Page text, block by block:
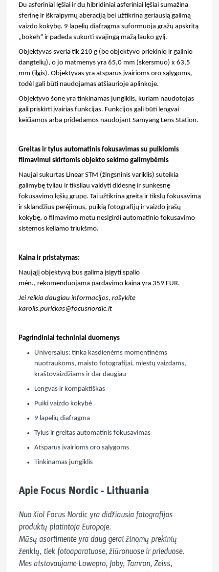
Du asferiniai lęšiai ir du hibridiniai asferiniai lęšiai sumažina
sferinę ir iškraipymų aberaciją bei užtikrina geriausią galimą
vaizdo kokybę. 9 lapelių diafragma suformuoja gražų apskritą
„bokeh“ ir padeda sukurti svajingą mažą lauko gylį.
Objektyvas sveria tik 210 g (be objektyvo priekinio ir galinio
dangtelių), o jo matmenys yra 65,0 mm (skersmuo) x 63,5
mm (ilgis). Objektyvas yra atsparus įvairioms oro sąlygoms,
todėl gali būti naudojamas atšiaurioje aplinkoje.
Objektyvo šone yra tinkinamas jungiklis, kuriam naudotojas
gali priskirti įvairias funkcijas. Funkcijos gali būti lengvai
keičiamos arba pridedamos naudojant Samyang Lens Station.
Greitas ir tylus automatinis fokusavimas su puikiomis
filmavimui skirtomis objekto sekimo galimybėmis
Naujai sukurtas Linear STM (žingsninis variklis) suteikia
galimybę tyliau ir tiksliau valdyti didesnę ir sunkesnę
fokusavimo lęšių grupę. Tai užtikrina greitą ir tikslų fokusavimą
ir sklandžius perėjimus, puikią fotografijų ir vaizdo įrašų
kokybę, o filmavimo metu nesigirdi automatinio fokusavimo
sistemos keliamo triukšmo.
Kaina ir pristatymas:
Naująjį objektyvą bus galima įsigyti spalio
mėn., rekomenduojama pardavimo kaina yra 359 EUR.
Jei reikia daugiau informacijos, rašykite
karolis.purickas@focusnordic.lt
Pagrindiniai techniniai duomenys
Universalus: tinka kasdienėms momentinėms
nuotraukoms, maisto fotografijai, miestų vaizdams,
kraštovaizdžiams ir dar daugiau
Lengvas ir kompaktiškas
Puiki vaizdo kokybė
9 lapelių diafragma
Tylus ir greitas automatinis fokusavimas
Atsparus įvairioms oro sąlygoms
Tinkinamas jungiklis
Apie Focus Nordic - Lithuania
Nuo šiol Focus Nordic yra didžiausia fotografijos
produktų platintoja Europoje.
Mūsų asortimente yra daug gerai žinomų prekinių
ženklų, tiek fotoaparatuose, žiūronuose ir prieduose.
Mes atstovaujame Lowepro, Joby, Tamron, Zeiss,